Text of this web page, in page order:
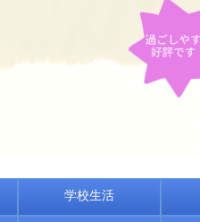
学校生活